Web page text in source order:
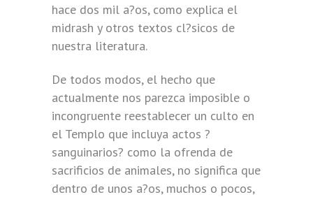
hace dos mil a?os, como explica el
midrash y otros textos cl?sicos de
nuestra literatura.
De todos modos, el hecho que
actualmente nos parezca imposible o
incongruente reestablecer un culto en
el Templo que incluya actos ?
sanguinarios? como la ofrenda de
sacrificios de animales, no significa que
dentro de unos a?os, muchos o pocos,